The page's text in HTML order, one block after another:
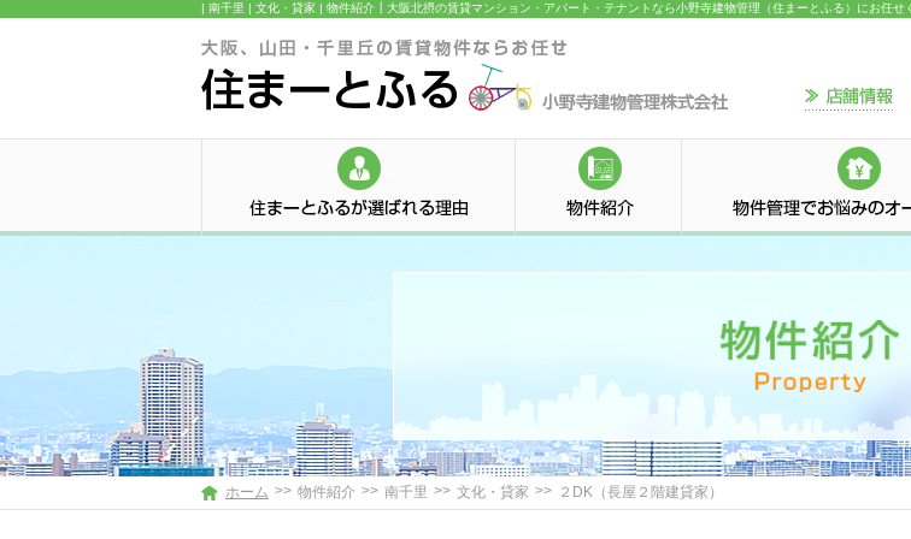
| 南千里 | 文化・貸家 | 物件紹介┃大阪北摂の賃貸マンション・アパート・テナントなら小野寺建物管理（住まーとふる）にお任せ
ホーム >> 物件紹介 >> 南千里 >> 文化・貸家 >> ２DK（長屋２階建貸家）